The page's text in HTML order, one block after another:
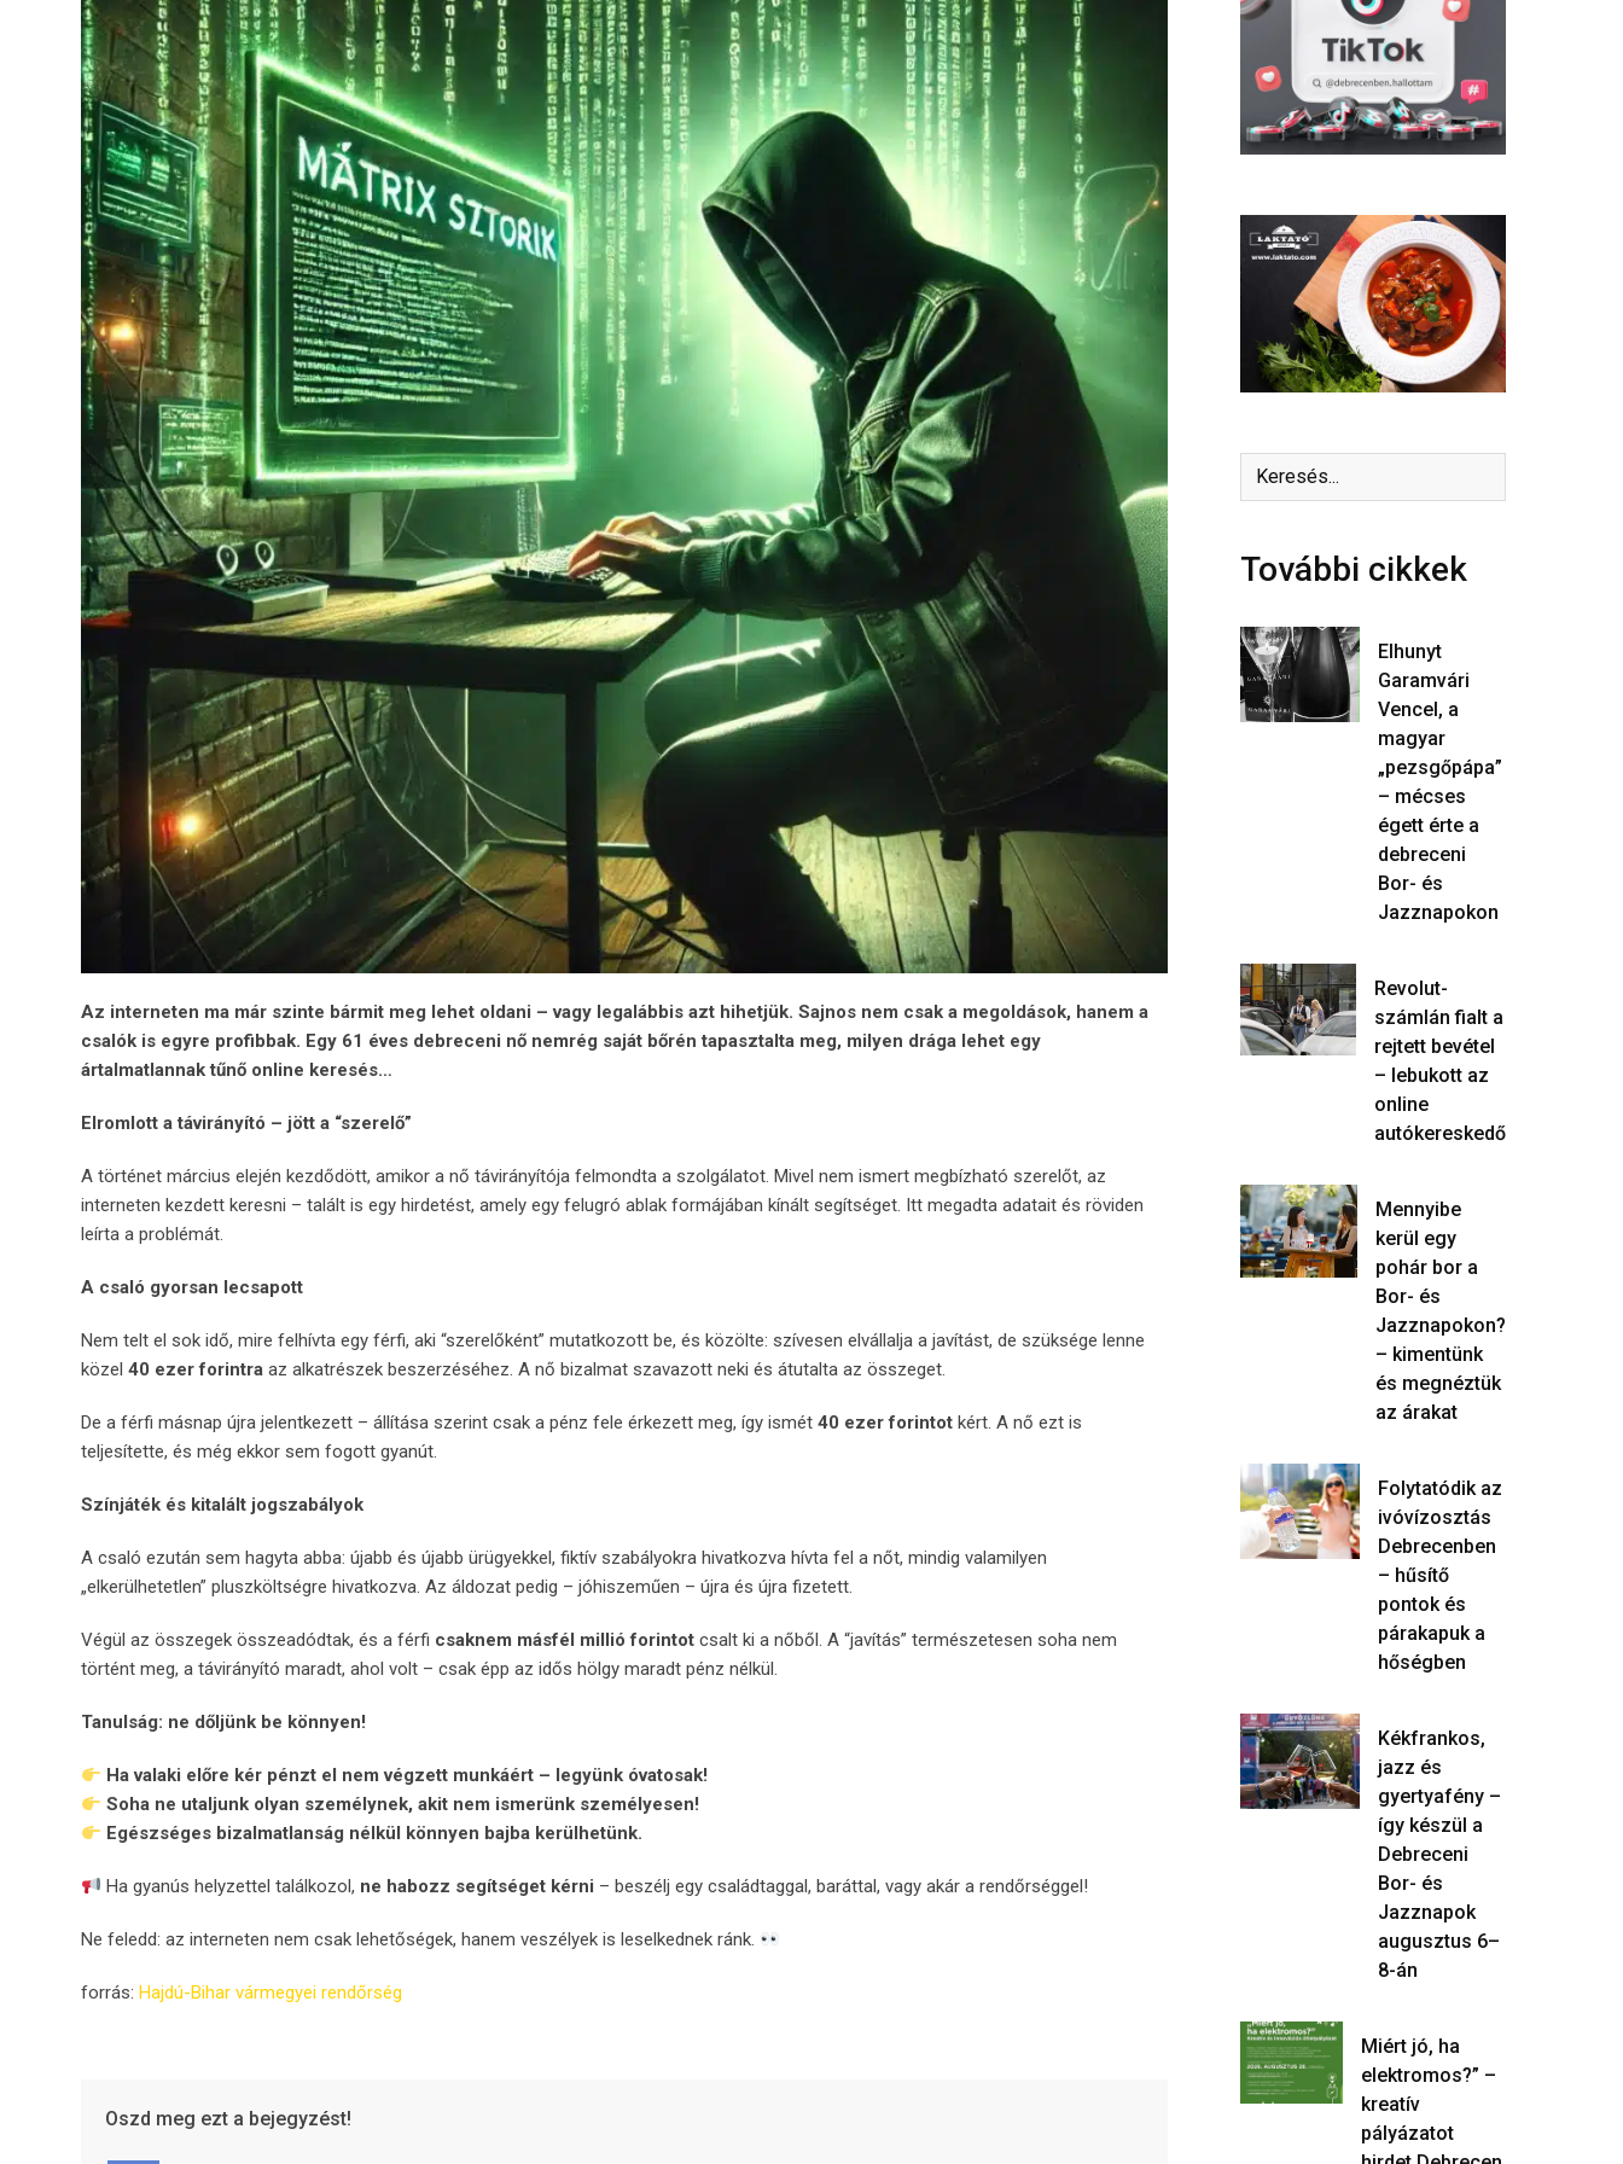
Az interneten ma már szinte bármit meg lehet oldani – vagy legalábbis azt hihetjük. Sajnos nem csak a megoldások, hanem a
csalók is egyre profibbak. Egy 61 éves debreceni nő nemrég saját bőrén tapasztalta meg, milyen drága lehet egy
ártalmatlannak tűnő online keresés…
Elromlott a távirányító – jött a “szerelő”
A történet március elején kezdődött, amikor a nő távirányítója felmondta a szolgálatot. Mivel nem ismert megbízható szerelőt, az
interneten kezdett keresni – talált is egy hirdetést, amely egy felugró ablak formájában kínált segítséget. Itt megadta adatait és röviden
leírta a problémát.
A csaló gyorsan lecsapott
Nem telt el sok idő, mire felhívta egy férfi, aki “szerelőként” mutatkozott be, és közölte: szívesen elvállalja a javítást, de szüksége lenne
közel 40 ezer forintra az alkatrészek beszerzéséhez. A nő bizalmat szavazott neki és átutalta az összeget.
De a férfi másnap újra jelentkezett – állítása szerint csak a pénz fele érkezett meg, így ismét 40 ezer forintot kért. A nő ezt is
teljesítette, és még ekkor sem fogott gyanút.
Színjáték és kitalált jogszabályok
A csaló ezután sem hagyta abba: újabb és újabb ürügyekkel, fiktív szabályokra hivatkozva hívta fel a nőt, mindig valamilyen
„elkerülhetetlen” pluszköltségre hivatkozva. Az áldozat pedig – jóhiszeműen – újra és újra fizetett.
Végül az összegek összeadódtak, és a férfi csaknem másfél millió forintot csalt ki a nőből. A “javítás” természetesen soha nem
történt meg, a távirányító maradt, ahol volt – csak épp az idős hölgy maradt pénz nélkül.
Tanulság: ne dőljünk be könnyen!
Ha valaki előre kér pénzt el nem végzett munkáért – legyünk óvatosak!
Soha ne utaljunk olyan személynek, akit nem ismerünk személyesen!
Egészséges bizalmatlanság nélkül könnyen bajba kerülhetünk.
Ha gyanús helyzettel találkozol, ne habozz segítséget kérni – beszélj egy családtaggal, baráttal, vagy akár a rendőrséggel!
Ne feledd: az interneten nem csak lehetőségek, hanem veszélyek is leselkednek ránk.
forrás: Hajdú-Bihar vármegyei rendőrség
Oszd meg ezt a bejegyzést!
További cikkek
Elhunyt
Garamvári
Vencel, a
magyar
„pezsgőpápa”
– mécses
égett érte a
debreceni
Bor- és
Jazznapokon
Revolut-
számlán fialt a
rejtett bevétel
– lebukott az
online
autókereskedő
Mennyibe
kerül egy
pohár bor a
Bor- és
Jazznapokon?
– kimentünk
és megnéztük
az árakat
Folytatódik az
ivóvízosztás
Debrecenben
– hűsítő
pontok és
párakapuk a
hőségben
Kékfrankos,
jazz és
gyertyafény –
így készül a
Debreceni
Bor- és
Jazznapok
augusztus 6–
8-án
Miért jó, ha
elektromos?” –
kreatív
pályázatot